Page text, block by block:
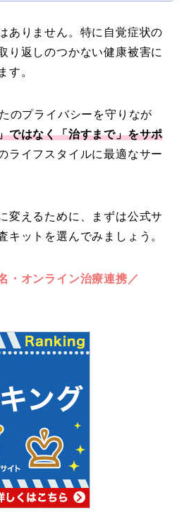
ありません。特に自覚症状の
り返しのつかない健康被害に
す。
のプライバシーを守りなが
ではなく「治すまで」をサポ
ライフスタイルに最適なサー
変えるために、まずは公式サ
キットを選んでみましょう。
・オンライン治療連携／